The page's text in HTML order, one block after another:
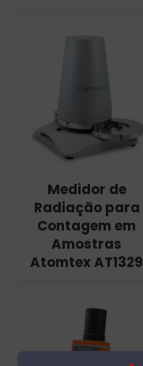
Medidor de
Radiação para
Contagem em
Amostras
Atomtex AT1329